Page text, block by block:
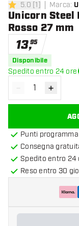
5 stelle di valutazione
5.0 [1] Marca:
Unicorn Steel
Rosso 27 mm
13,95
Disponibile
Spedito entro 24 ore
Diminuisci
- +
Punti
Consegna
Spedito entro 24
Reso entro 30